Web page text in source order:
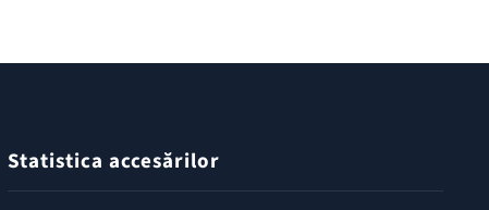
Statistica accesărilor